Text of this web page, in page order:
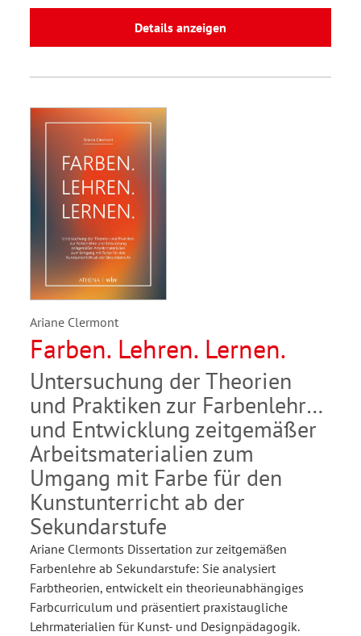
Details anzeigen
Ariane Clermont
Farben. Lehren. Lernen.
Untersuchung der Theorien
und Praktiken zur Farbenlehre
und Entwicklung zeitgemäßer
Arbeitsmaterialien zum
Umgang mit Farbe für den
Kunstunterricht ab der
Sekundarstufe
Ariane Clermonts Dissertation zur zeitgemäßen
Farbenlehre ab Sekundarstufe: Sie analysiert
Farbtheorien, entwickelt ein theorieunabhängiges
Farbcurriculum und präsentiert praxistaugliche
Lehrmaterialien für Kunst- und Designpädagogik.